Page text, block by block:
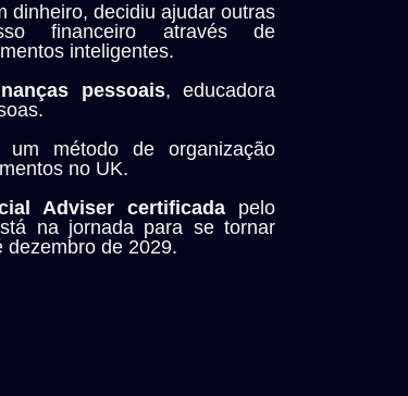
dinheiro, decidiu ajudar outras
financeiro através de
inteligentes.
pessoais, educadora
um método de organização
no UK.
Adviser certificada pelo
na jornada para se tornar
dezembro de 2029.